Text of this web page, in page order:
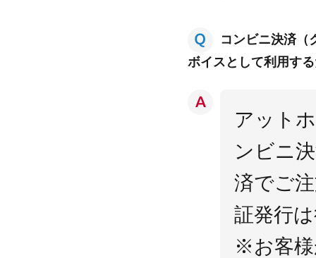
コンビニ決済（
ボイスとして利用す
アット
ンビニ
済でご
証発行
※お客様